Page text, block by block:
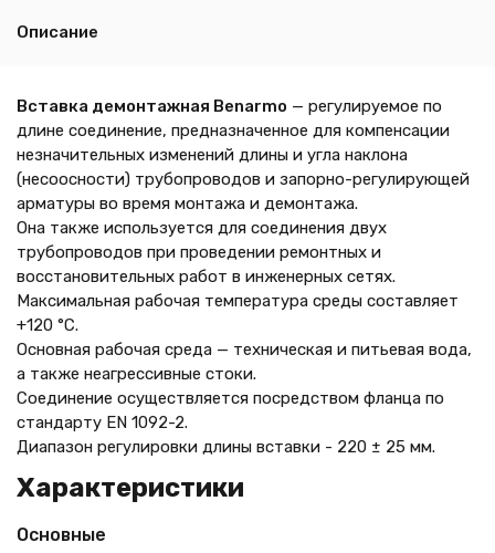
Описание
Вставка демонтажная Benarmo — регулируемое по
длине соединение, предназначенное для компенсации
незначительных изменений длины и угла наклона
(несоосности) трубопроводов и запорно-регулирующей
арматуры во время монтажа и демонтажа.
Она также используется для соединения двух
трубопроводов при проведении ремонтных и
восстановительных работ в инженерных сетях.
Максимальная рабочая температура среды составляет
+120 °С.
Основная рабочая среда — техническая и питьевая вода,
а также неагрессивные стоки.
Соединение осуществляется посредством фланца по
стандарту EN 1092-2.
Диапазон регулировки длины вставки - 220 ± 25 мм.
Характеристики
Основные